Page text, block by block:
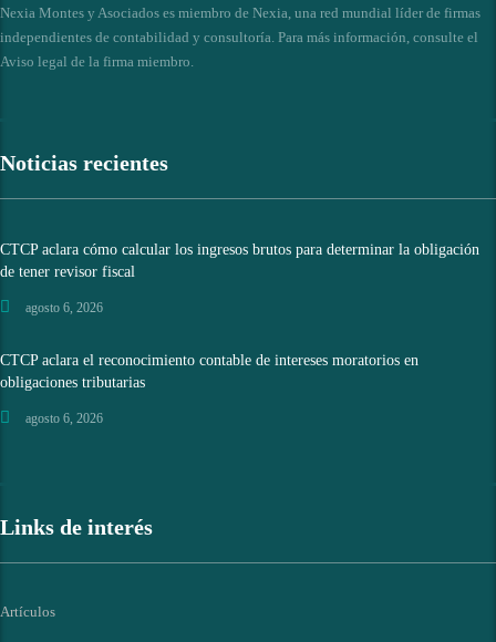
Nexia Montes y Asociados es miembro de Nexia, una red mundial líder de firmas
independientes de contabilidad y consultoría. Para más información, consulte el
Aviso legal de la firma miembro.
Noticias recientes
CTCP aclara cómo calcular los ingresos brutos para determinar la obligación
de tener revisor fiscal
agosto 6, 2026
CTCP aclara el reconocimiento contable de intereses moratorios en
obligaciones tributarias
agosto 6, 2026
Links de interés
Artículos